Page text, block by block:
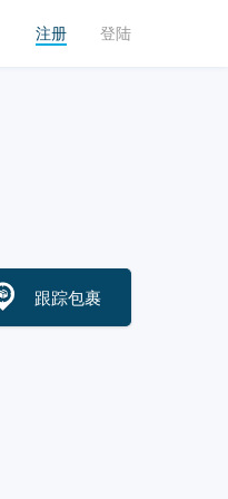
注册 登陆
跟踪包裹